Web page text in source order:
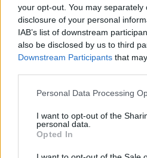
your opt-out. You may
disclosure of your personal
IAB’s list of downstream
also be disclosed by us to third
Downstream Participants that
Please note that this website/app
not limited to your visit or usage
grant or deny consent to Google
use your data for below specified
consent section.
Personal Data Processing
I want to opt-out of the
personal data.
Opted In
Meteo Olbia 7
protagonisti
Test tunnel Olbia:
fine agosto